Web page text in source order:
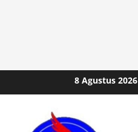
to
8 Agustus 2026